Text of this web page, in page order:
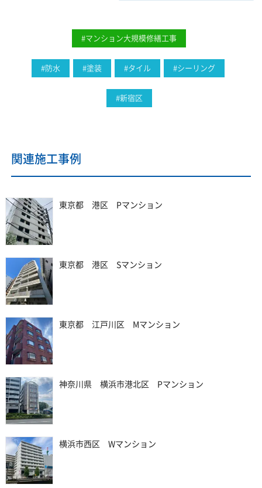
#マンション大規模修繕工事
#防水 #塗装 #タイル #シーリング
#新宿区
関連施工事例
東京都 港区 Pマンション
東京都 港区 Sマンション
東京都 江戸川区 Mマンション
神奈川県 横浜市港北区 Pマンション
横浜市西区 Wマンション